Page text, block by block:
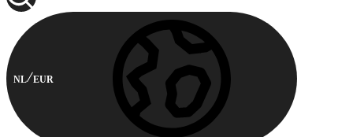
NL EUR